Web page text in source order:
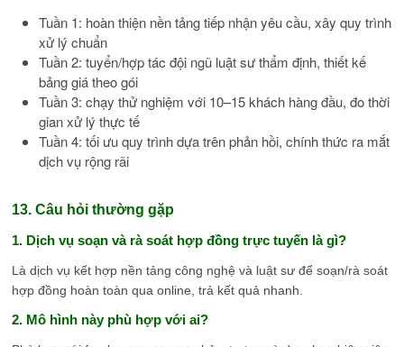
Tuần 1: hoàn thiện nền tảng tiếp nhận yêu cầu, xây quy trình
xử lý chuẩn
Tuần 2: tuyển/hợp tác đội ngũ luật sư thẩm định, thiết kế
bảng giá theo gói
Tuần 3: chạy thử nghiệm với 10–15 khách hàng đầu, đo thời
gian xử lý thực tế
Tuần 4: tối ưu quy trình dựa trên phản hồi, chính thức ra mắt
dịch vụ rộng rãi
13. Câu hỏi thường gặp
1. Dịch vụ soạn và rà soát hợp đồng trực tuyến là gì?
Là dịch vụ kết hợp nền tảng công nghệ và luật sư để soạn/rà soát
hợp đồng hoàn toàn qua online, trả kết quả nhanh.
2. Mô hình này phù hợp với ai?